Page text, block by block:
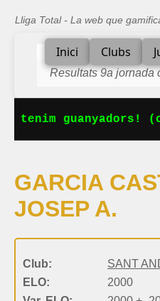
Lliga Total - La web que
Inici Clubs
Resultats 9a jornada
tenim guanyadors!
GARCIA
JOSEP A.
Club:
SANT
ELO:
2000